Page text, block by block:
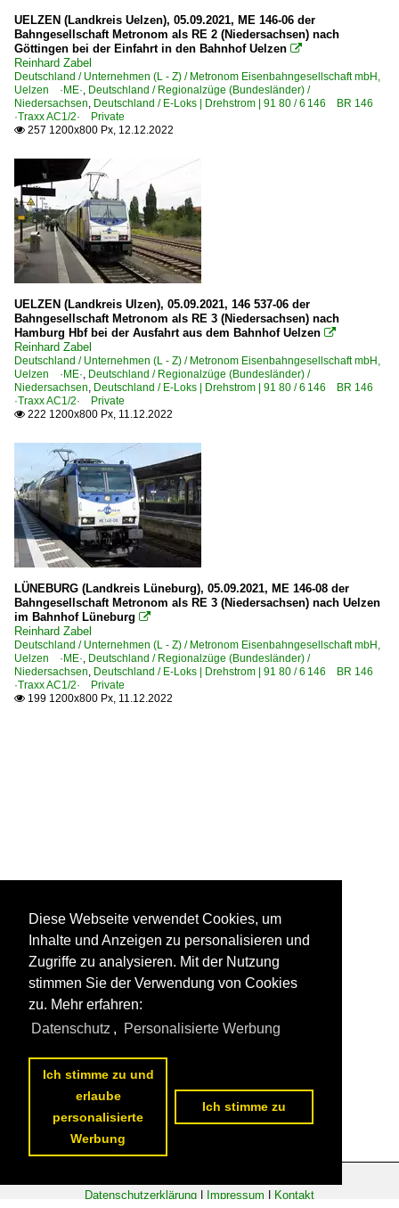
UELZEN (Landkreis Uelzen), 05.09.2021, ME 146-06 der
Bahngesellschaft Metronom als RE 2 (Niedersachsen) nach
Göttingen bei der Einfahrt in den Bahnhof Uelzen 
Reinhard Zabel
Deutschland / Unternehmen (L - Z) / Metronom Eisenbahngesellschaft mbH,
Uelzen ·ME·, Deutschland / Regionalzüge (Bundesländer) /
Niedersachsen, Deutschland / E-Loks | Drehstrom | 91 80 / 6 146 BR 146
·Traxx AC1/2· Private
 257 1200x800 Px, 12.12.2022
UELZEN (Landkreis Ulzen), 05.09.2021, 146 537-06 der
Bahngesellschaft Metronom als RE 3 (Niedersachsen) nach
Hamburg Hbf bei der Ausfahrt aus dem Bahnhof Uelzen 
Reinhard Zabel
Deutschland / Unternehmen (L - Z) / Metronom Eisenbahngesellschaft mbH,
Uelzen ·ME·, Deutschland / Regionalzüge (Bundesländer) /
Niedersachsen, Deutschland / E-Loks | Drehstrom | 91 80 / 6 146 BR 146
·Traxx AC1/2· Private
 222 1200x800 Px, 11.12.2022
LÜNEBURG (Landkreis Lüneburg), 05.09.2021, ME 146-08 der
Bahngesellschaft Metronom als RE 3 (Niedersachsen) nach Uelzen
im Bahnhof Lüneburg 
Reinhard Zabel
Deutschland / Unternehmen (L - Z) / Metronom Eisenbahngesellschaft mbH,
Uelzen ·ME·, Deutschland / Regionalzüge (Bundesländer) /
Niedersachsen, Deutschland / E-Loks | Drehstrom | 91 80 / 6 146 BR 146
·Traxx AC1/2· Private
 199 1200x800 Px, 11.12.2022
Datenschutzerklärung Impressum Kontakt
Diese Webseite verwendet Cookies, um
Inhalte und Anzeigen zu personalisieren und
Zugriffe zu analysieren. Mit der Nutzung
stimmen Sie der Verwendung von Cookies
zu. Mehr erfahren:
Datenschutz , Personalisierte Werbung
Ich stimme zu und
erlaube
personalisierte
Werbung
Ich stimme zu